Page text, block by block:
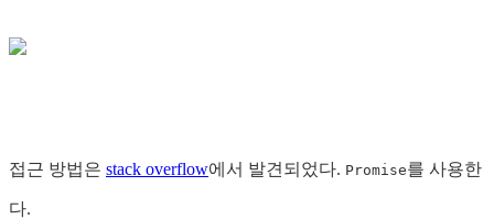
접근 방법은 stack overflow에서 발견되었다. Promise를 사용한
다.